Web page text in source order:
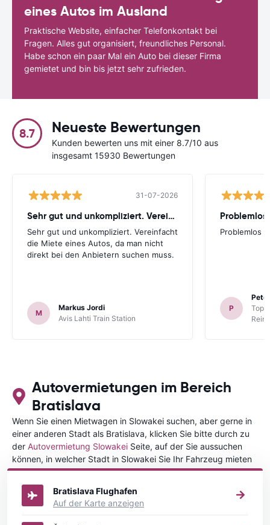
eines Autos im Ausland
Praktische Website, einfacher Telefonkontakt bei
Fragen. Alles gut organisiert, freundliches Personal.
Habe schon ein paar Mal ein Auto bei dieser Firma
gemietet und bin bis jetzt sehr zufrieden.
8.7 Neueste Bewertungen
Kunden bewerten uns mit einer 8.7/10 aus
insgesamt 15930 Bewertungen
31-07-2026
Sehr gut und unkompliziert. Vereinfacht
Sehr gut und unkompliziert. Vereinfacht
die Miete eines Autos, da man nicht
direkt bei den Anbietern suchen muss.
M
Markus Jordi
Avis Lahti Train Station
Problemlos
Problemlos
P
Autovermietungen im Bereich
Bratislava
Wenn Sie einen Mietwagen in Slowakei suchen, aber gerne in
einer anderen Stadt als Bratislava, klicken Sie bitte durch zu
der Autovermietung Slowakei Seite, auf der Sie aussuchen
können, in welcher Stadt in Slowakei Sie Ihr Fahrzeug mieten
wollen.
Bratislava Flughafen
Auf der Karte anzeigen